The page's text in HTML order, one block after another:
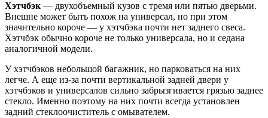
Хэтчбэк — двухобъемный кузов с тремя или пятью дверьми.
Внешне может быть похож на универсал, но при этом
значительно короче — у хэтчбэка почти нет заднего свеса.
Хэтчбэк обычно короче не только универсала, но и седана
аналогичной модели.
У хэтчбэков небольшой багажник, но парковаться на них
легче. А еще из-за почти вертикальной задней двери у
хэтчбэков и универсалов сильно забрызгивается грязью заднее
стекло. Именно поэтому на них почти всегда установлен
задний стеклоочиститель с омывателем.